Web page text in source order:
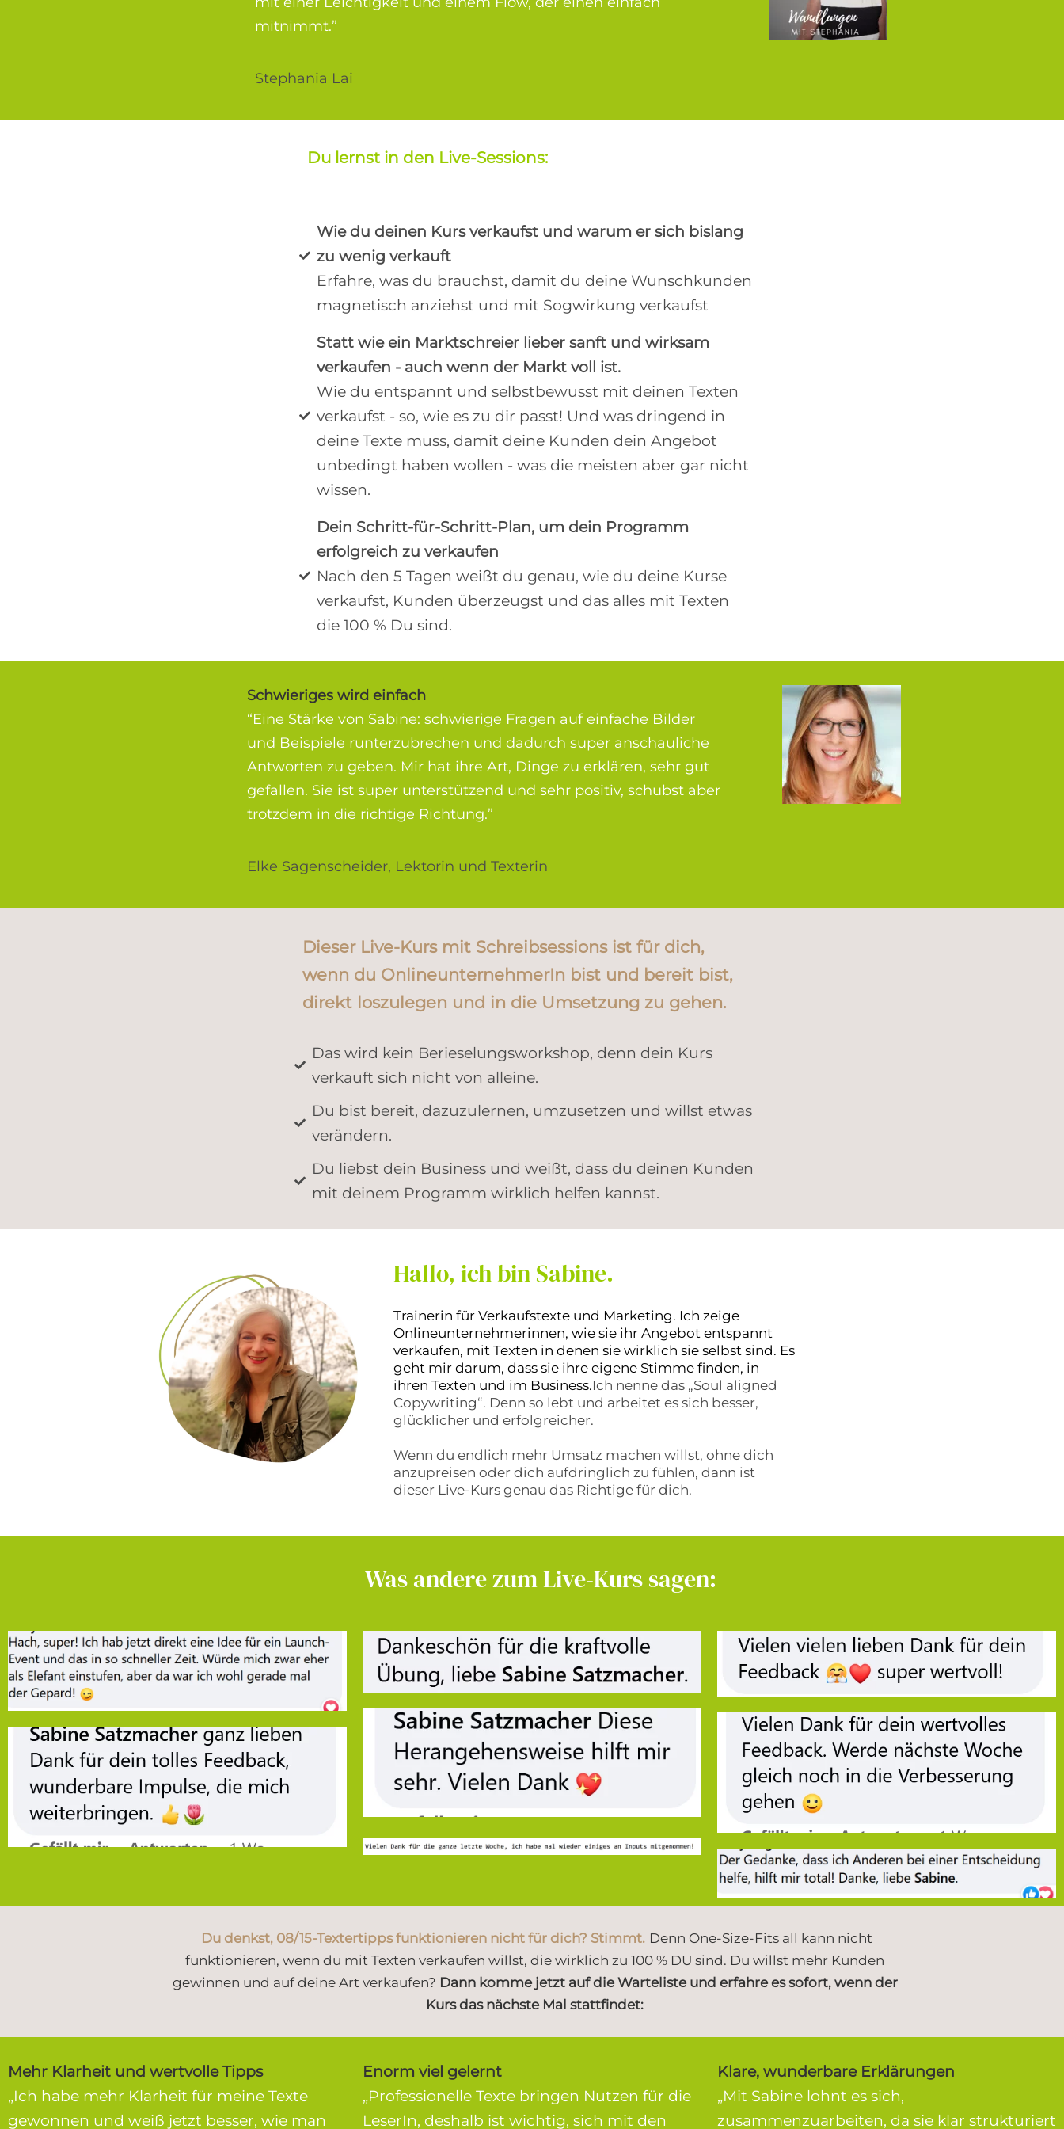
mitnimmt.”
Stephania Lai
Du lernst in den Live-Sessions:
Wie du deinen Kurs verkaufst und warum er sich bislang
zu wenig verkauft
Erfahre, was du brauchst, damit du deine Wunschkunden
magnetisch anziehst und mit Sogwirkung verkaufst
Statt wie ein Marktschreier lieber sanft und wirksam
verkaufen - auch wenn der Markt voll ist.
Wie du entspannt und selbstbewusst mit deinen Texten
verkaufst - so, wie es zu dir passt! Und was dringend in
deine Texte muss, damit deine Kunden dein Angebot
unbedingt haben wollen - was die meisten aber gar nicht
wissen.
Dein Schritt-für-Schritt-Plan, um dein Programm
erfolgreich zu verkaufen
Nach den 5 Tagen weißt du genau, wie du deine Kurse
verkaufst, Kunden überzeugst und das alles mit Texten
die 100 % Du sind.
Schwieriges wird einfach
“Eine Stärke von Sabine: schwierige Fragen auf einfache Bilder
und Beispiele runterzubrechen und dadurch super anschauliche
Antworten zu geben. Mir hat ihre Art, Dinge zu erklären, sehr gut
gefallen. Sie ist super unterstützend und sehr positiv, schubst aber
trotzdem in die richtige Richtung.”
Elke Sagenscheider, Lektorin und Texterin
Dieser Live-Kurs mit Schreibsessions ist für dich,
wenn du OnlineunternehmerIn bist und bereit bist,
direkt loszulegen und in die Umsetzung zu gehen.
Das wird kein Berieselungsworkshop, denn dein Kurs
verkauft sich nicht von alleine.
Du bist bereit, dazuzulernen, umzusetzen und willst etwas
verändern.
Du liebst dein Business und weißt, dass du deinen Kunden
mit deinem Programm wirklich helfen kannst.
Hallo, ich bin Sabine.
Trainerin für Verkaufstexte und Marketing. Ich zeige
Onlineunternehmerinnen, wie sie ihr Angebot entspannt
verkaufen, mit Texten in denen sie wirklich sie selbst sind. Es
geht mir darum, dass sie ihre eigene Stimme finden, in
ihren Texten und im Business.Ich nenne das „Soul aligned
Copywriting“. Denn so lebt und arbeitet es sich besser,
glücklicher und erfolgreicher.
Wenn du endlich mehr Umsatz machen willst, ohne dich
anzupreisen oder dich aufdringlich zu fühlen, dann ist
dieser Live-Kurs genau das Richtige für dich.
Was andere zum Live-Kurs sagen:
Du denkst, 08/15-Textertipps funktionieren nicht für dich? Stimmt. Denn One-Size-Fits all kann nicht
funktionieren, wenn du mit Texten verkaufen willst, diewirklich zu 100 % DU sind. Du willst mehr Kunden
gewinnen und auf deine Art verkaufen? Dann komme jetzt auf die Warteliste und erfahre es sofort, wenn der
Kurs das nächste Mal stattfindet:
Mehr Klarheit und wertvolle Tipps
„Ich habe mehr Klarheit für meine Texte
gewonnen und weiß jetzt besser, wie man
Enorm viel gelernt
„Professionelle Texte bringen Nutzen für die
LeserIn, deshalb ist wichtig, sich mit den
Klare, wunderbare Erklärungen
„Mit Sabine lohnt es sich,
zusammenzuarbeiten, da sie klar strukturiert